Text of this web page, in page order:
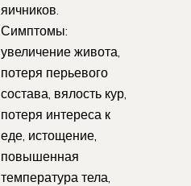
яичников.
Симптомы:
увеличение живота,
потеря перьевого
состава, вялость кур,
потеря интереса к
еде, истощение,
повышенная
температура тела,